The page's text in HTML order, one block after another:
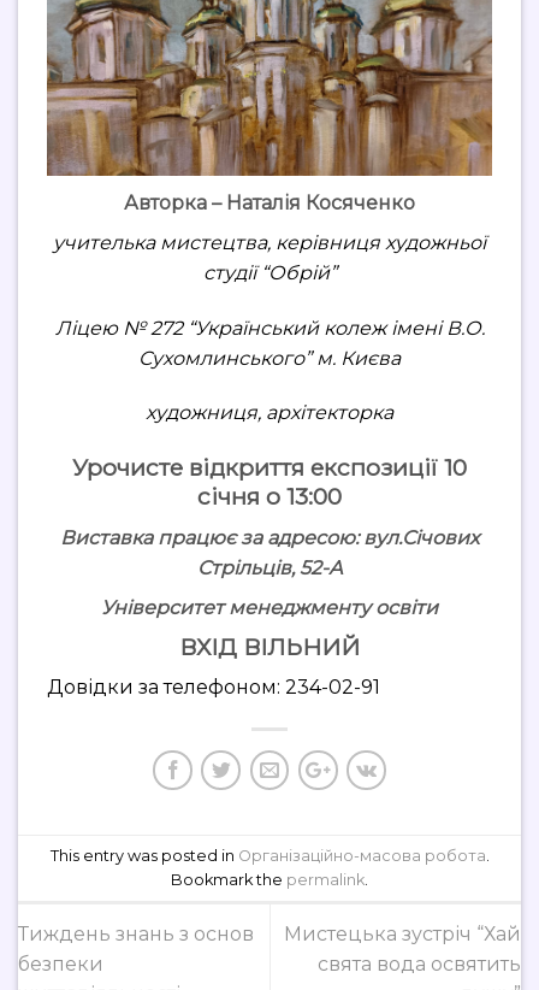
Авторка – Наталія Косяченко
учителька мистецтва, керівниця художньої
студії “Обрій”
Ліцею № 272 “Український колеж імені В.О.
Сухомлинського” м. Києва
художниця, архітекторка
Урочисте відкриття експозиції 10
січня о 13:00
Виставка працює за адресою: вул.Січових
Стрільців, 52-А
Університет менеджменту освіти
ВХІД ВІЛЬНИЙ
Довідки за телефоном: 234-02-91
This entry was posted in Організаційно-масова робота
Bookmark the permalink
Тиждень знань з основ
безпеки
Мистецька зустріч “Хай
свята вода освятить